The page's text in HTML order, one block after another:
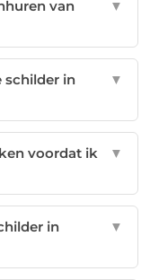
van
▼
schilder in
▼
voordat ik
▼
in
▼